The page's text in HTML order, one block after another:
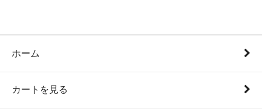
ホーム
カートを見る